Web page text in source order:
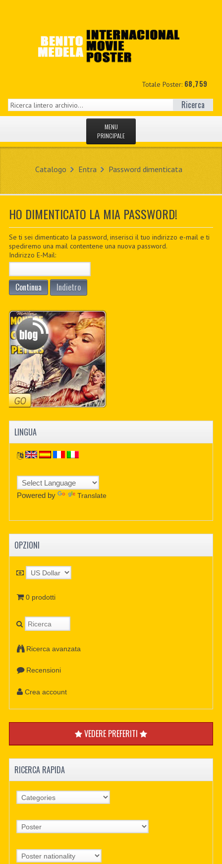
Totale Poster: 68,759
Ricerca
MENU
PRINCIPALE
IL MIO CONTO
CONTATTO
PDF BOOKS
Catalogo Entra Password dimenticata
HO DIMENTICATO LA MIA PASSWORD!
Se ti sei dimenticato la password, inserisci il tuo indirizzo e-mail e ti
spediremo una mail contentene una nuova password.
Indirizzo E-Mail:
Continua Indietro
LINGUA
Powered by Translate
OPZIONI
0 prodotti
Ricerca avanzata
Recensioni
Crea account
VEDERE PREFERITI
RICERCA RAPIDA